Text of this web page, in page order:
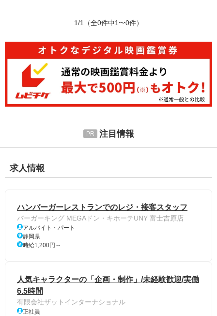
1/1 （全0件中1〜0件）
注目情報
求人情報
ハンバーガーレストランでのレジ・接客スタッフ
バーガーキング MEGAドン・キホーテUNY 富士吉原店
アルバイト・パート
静岡県
時給1,200円～
人気キャラクターの「企画・制作」/未経験歓迎/実働
6.5時間
有限会社ザットインターナショナル
正社員